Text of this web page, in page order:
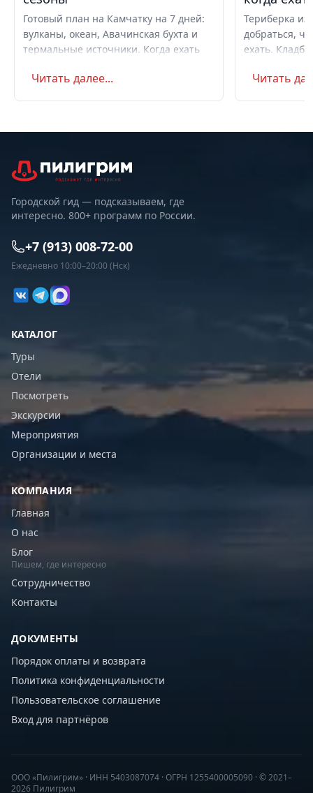
Готовый план на Камчатку на 7 дней:
вулканы, океан, Авачинская бухта и
термальные источники. Когда ехать
самостоятельно или с туром.
Читать далее...
Териберка
добраться,
ехать.
Маршрут на
Читать
Городской гид — подсказываем, где
интересно. 800+ программ по России.
+7 (913) 008-72-00
Ежедневно 10:00–20:00 (Нск)
КАТАЛОГ
Туры
Отели
Посмотреть
Экскурсии
Мероприятия
Организации и места
КОМПАНИЯ
Главная
О нас
Блог
Пишем, где интересно
Сотрудничество
Контакты
ДОКУМЕНТЫ
Порядок оплаты и возврата
Политика конфиденциальности
Пользовательское соглашение
Вход для партнёров
ООО «Пилигрим» · ИНН 5403087074 · ОГРН 1255400005090 · © 2021–
2026 Пилигрим